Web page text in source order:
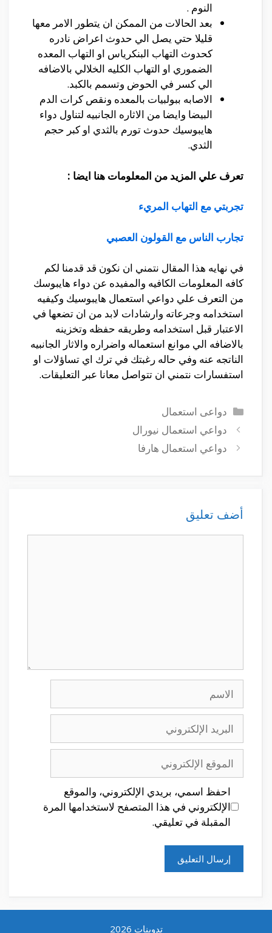
النوم .
بعد الحالات من الممكن ان يتطور الامر معها
قليلا حتي يصل الي حدوث اعراض نادره
كحدوث التهاب البنكرياس او التهاب المعده
الضموري او التهاب الكليه الخلالي بالاضافه
الي كسر في الحوض وتسمم بالكبد.
الاصابه ببولبيات بالمعده ونقص كرات الدم
البيضا وايضا من الاثاره الجانبيه لتناول دواء
هايبوسيك حدوث تورم بالثدي او كبر حجم
الثدي.
تعرف علي المزيد من المعلومات هنا ايضا :
تجربتي مع التهاب المريء
تجارب الناس مع القولون العصبي
في نهايه هذا المقال نتمني ان نكون قد قدمنا لكم
كافه المعلومات الكافيه والمفيده عن دواء هايبوسك
من التعرف علي دواعي استعمال هايبوسيك وكيفيه
استخدامه وجرعاته وارشادات لابد من ان تضعها في
الاعتبار قبل استخدامه وطريقه حفظه وتخزينه
بالاضافه الي موانع استعماله واضراره والاثار الجانبيه
الناتجه عنه وفي حاله رغبتك في ترك اي تساؤلات او
استفسارات نتمني ان تتواصل معانا عبر التعليقات.
التصنيفات
دواعى استعمال
دواعي استعمال نيورال
دواعي استعمال هارفا
أضف تعليق
الاسم
البريد
الإلكتروني
الموقع
الإلكتروني
احفظ اسمي، بريدي الإلكتروني، والموقع
الإلكتروني في هذا المتصفح لاستخدامها المرة
المقبلة في تعليقي.
تدوينات 2026